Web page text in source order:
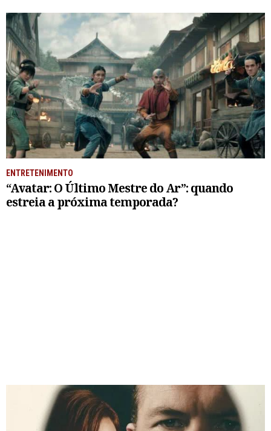
ENTRETENIMENTO
“Avatar: O Último Mestre do Ar”: quando
estreia a próxima temporada?